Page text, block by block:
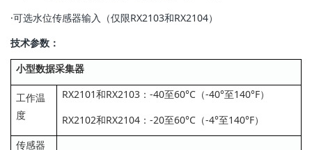
·可选水位传感器输入（仅限RX2103和RX2104）
技术参数：
小型数据采集器
工作温
度
RX2101和RX2103：-40至60°C（-40°至140°F）
RX2102和RX2104：-20至60°C（-4°至140°F）
传感器